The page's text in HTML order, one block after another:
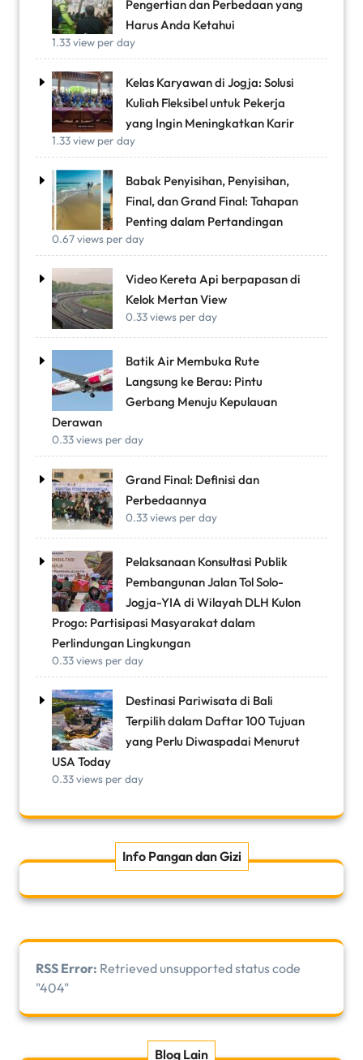
Pengertian dan Perbedaan yang
Harus Anda Ketahui
1.33 view per day
Kelas Karyawan di Jogja: Solusi
Kuliah Fleksibel untuk Pekerja
yang Ingin Meningkatkan Karir
1.33 view per day
Babak Penyisihan, Penyisihan,
Final, dan Grand Final: Tahapan
Penting dalam Pertandingan
0.67 views per day
Video Kereta Api berpapasan di
Kelok Mertan View
0.33 views per day
Batik Air Membuka Rute
Langsung ke Berau: Pintu
Gerbang Menuju Kepulauan
Derawan
0.33 views per day
Grand Final: Definisi dan
Perbedaannya
0.33 views per day
Pelaksanaan Konsultasi Publik
Pembangunan Jalan Tol Solo-
Jogja-YIA di Wilayah DLH Kulon
Progo: Partisipasi Masyarakat dalam
Perlindungan Lingkungan
0.33 views per day
Destinasi Pariwisata di Bali
Terpilih dalam Daftar 100 Tujuan
yang Perlu Diwaspadai Menurut
USA Today
0.33 views per day
Info Pangan dan Gizi
RSS Error: Retrieved unsupported status code
"404"
Blog Lain